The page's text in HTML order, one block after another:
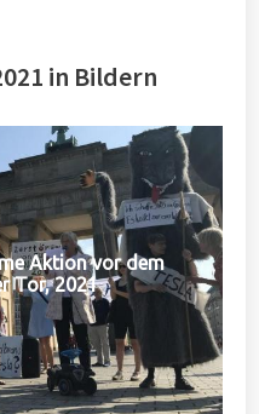
in Bildern
Aktion vor dem
Tor, 2021